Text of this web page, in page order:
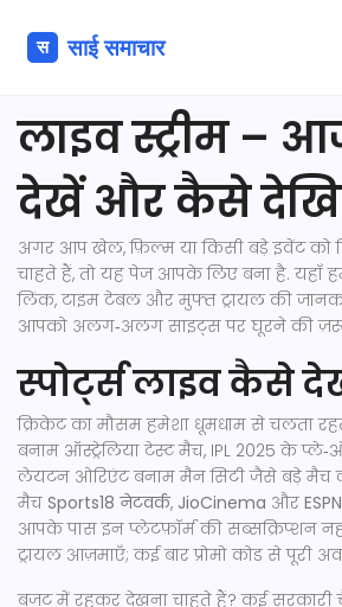
लाइव स्ट्रीम –
देखें और कैसे
अगर आप खेल, फ़िल्म या किसी बड़े इवेंट को
चाहते हैं, तो यह पेज आपके लिए बना है. यहाँ
लिंक, टाइम टेबल और मुफ्त ट्रायल की
आपको अलग‑अलग साइट्स पर घूरने की
स्पोर्ट्स लाइव कैसे
क्रिकेट का मौसम हमेशा धूमधाम से चलता
बनाम ऑस्ट्रेलिया टेस्ट मैच, IPL 2025 के
लेयटन ओरिएंट बनाम मैन सिटी जैसे बड़े मैच
मैच Sports18 नेटवर्क, JioCinema और
आपके पास इन प्लेटफ़ॉर्म की सब्सक्रिप्शन नहीं
ट्रायल आज़माएँ; कई बार प्रोमो कोड से पूरी
बजट में रहकर देखना चाहते हैं? कई